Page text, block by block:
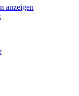
anzeigen